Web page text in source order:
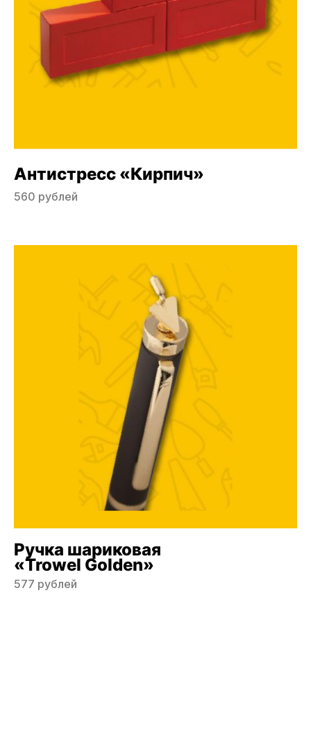
Антистресс «Кирпич»
560 рублей
Ручка шариковая
«Trowel Golden»
577 рублей